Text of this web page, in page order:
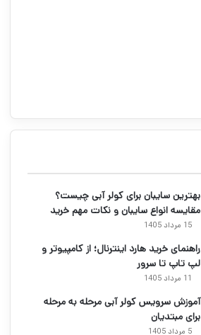
بهترین سایبان برای کولر آبی چیست؟
مقایسه انواع سایبان و نکات مهم خرید
15 مرداد 1405
راهنمای خرید هارد اینترنال؛ از کامپیوتر و
لپ تاپ تا سرور
11 مرداد 1405
آموزش سرویس کولر آبی مرحله به مرحله
برای مبتدیان
5 مرداد 1405